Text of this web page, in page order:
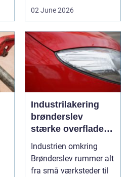
02 June 2026
Industrilakering
brønderslev
stærke overflader
til industri og
erhverv
Industrien omkring
Brønderslev rummer alt
fra små værksteder til